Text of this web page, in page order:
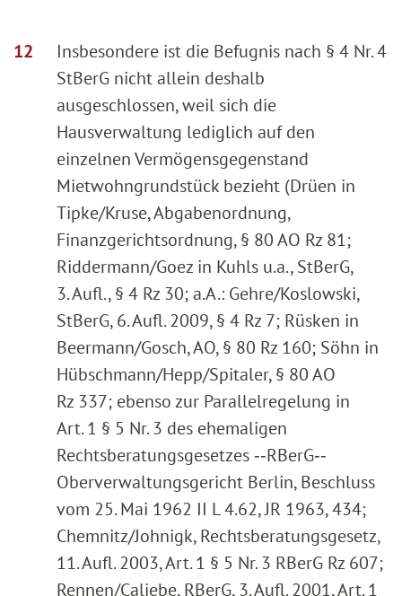
Insbesondere ist die Befugnis nach § 4 Nr. 4
StBerG nicht allein deshalb
ausgeschlossen, weil sich die
Hausverwaltung lediglich auf den
einzelnen Vermögensgegenstand
Mietwohngrundstück bezieht (Drüen in
Tipke/Kruse, Abgabenordnung,
Finanzgerichtsordnung, § 80 AO Rz 81;
Riddermann/Goez in Kuhls u.a., StBerG,
3. Aufl., § 4 Rz 30; a.A.: Gehre/Koslowski,
StBerG, 6. Aufl. 2009, § 4 Rz 7; Rüsken in
Beermann/Gosch, AO, § 80 Rz 160; Söhn in
Hübschmann/Hepp/Spitaler, § 80 AO
Rz 337; ebenso zur Parallelregelung in
Art. 1 § 5 Nr. 3 des ehemaligen
Rechtsberatungsgesetzes ‑‑RBerG‑‑
Oberverwaltungsgericht Berlin, Beschluss
vom 25. Mai 1962 II L 4.62, JR 1963, 434;
Chemnitz/Johnigk, Rechtsberatungsgesetz,
11. Aufl. 2003, Art. 1 § 5 Nr. 3 RBerG Rz 607;
Rennen/Caliebe, RBerG, 3. Aufl. 2001, Art. 1